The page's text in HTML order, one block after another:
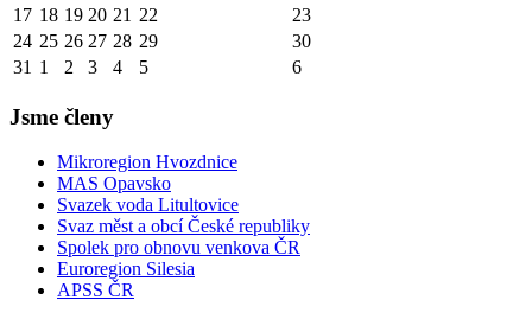
17 18 19 20 21 22
23
24 25 26 27 28 29
30
31 1 2 3 4 5 6
Jsme členy
Mikroregion Hvozdnice
MAS Opavsko
Svazek voda Litultovice
Svaz měst a obcí České republiky
Spolek pro obnovu venkova ČR
Euroregion Silesia
APSS ČR